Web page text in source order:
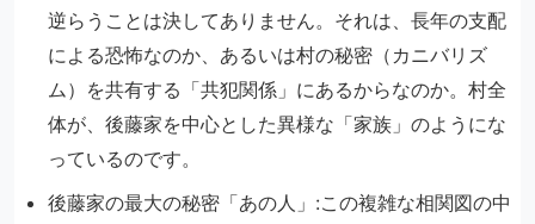
逆らうことは決してありません。それは、長年の支配
による恐怖なのか、あるいは村の秘密（カニバリズ
ム）を共有する「共犯関係」にあるからなのか。村全
体が、後藤家を中心とした異様な「家族」のようにな
っているのです。
後藤家の最大の秘密「あの人」:この複雑な相関図の中